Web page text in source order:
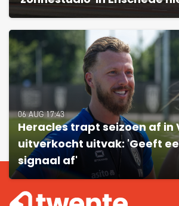
06 AUG 17:43
Heracles trapt seizoen af in
uitverkocht uitvak: 'Geeft
signaal af'